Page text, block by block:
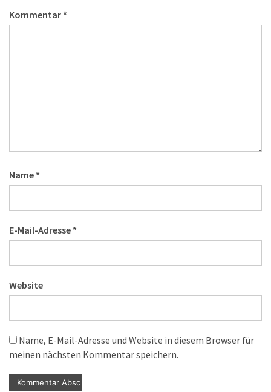
Kommentar *
Name *
E-Mail-Adresse *
Website
Name, E-Mail-Adresse und Website in diesem Browser für
meinen nächsten Kommentar speichern.